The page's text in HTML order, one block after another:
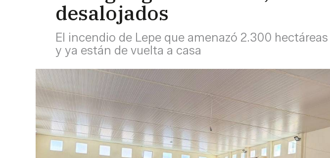
desalojados
El incendio de Lepe que amenazó 2.300
y ya están de vuelta a casa